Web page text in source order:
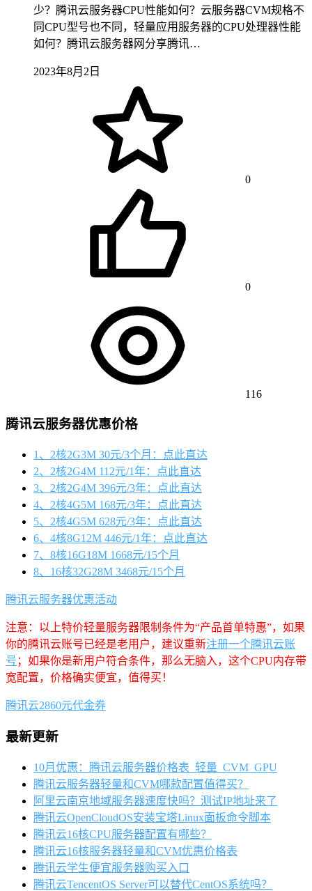
少？腾讯云服务器CPU性能如何？云服务器CVM规格不
同CPU型号也不同，轻量应用服务器的CPU处理器性能
如何？腾讯云服务器网分享腾讯…
2023年8月2日
0
0
116
腾讯云服务器优惠价格
1、2核2G3M 30元/3个月：点此直达
2、2核2G4M 112元/1年：点此直达
3、2核2G4M 396元/3年：点此直达
4、2核4G5M 168元/3年：点此直达
5、2核4G5M 628元/3年：点此直达
6、4核8G12M 446元/1年：点此直达
7、8核16G18M 1668元/15个月
8、16核32G28M 3468元/15个月
腾讯云服务器优惠活动
注意：以上特价轻量服务器限制条件为“产品首单特惠”，如果
你的腾讯云账号已经是老用户，建议重新注册一个腾讯云账
号 ；如果你是新用户符合条件，那么无脑入，这个CPU内存带
宽配置，价格确实便宜，值得买！
腾讯云2860元代金券
最新更新
10月优惠：腾讯云服务器价格表_轻量_CVM_GPU
腾讯云服务器轻量和CVM哪款配置值得买？
阿里云南京地域服务器速度快吗？测试IP地址来了
腾讯云OpenCloudOS安装宝塔Linux面板命令脚本
腾讯云16核CPU服务器配置有哪些？
腾讯云16核服务器轻量和CVM优惠价格表
腾讯云学生便宜服务器购买入口
腾讯云TencentOS Server可以替代CentOS系统吗？